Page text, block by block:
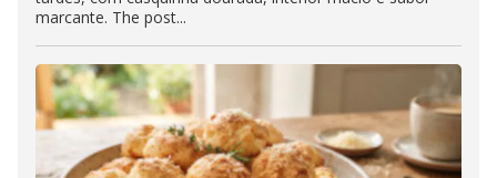
marcante. The post...